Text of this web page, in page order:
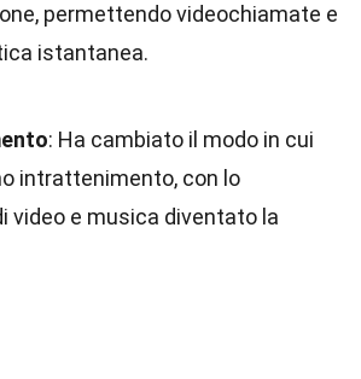
permettendo videochiamate e
istantanea.
: Ha cambiato il modo in cui
intrattenimento, con lo
video e musica diventato la